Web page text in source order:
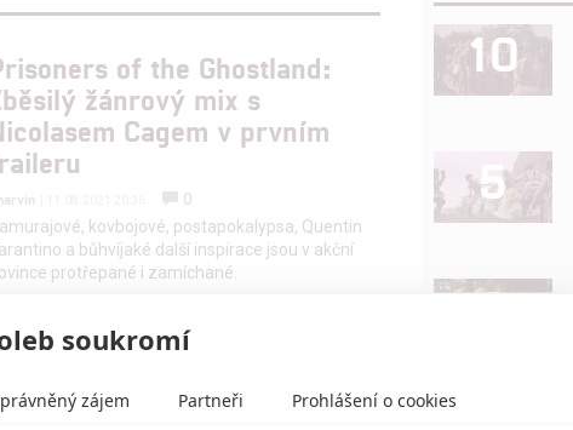
of the Ghostland:
žánrový mix s
Cagem v prvním
0
kovbojové, postapokalypsa, Quentin
a bůhvíjaké další inspirace jsou v akční
protřepané i zamíchané.
of the Ghostland:
dorazí ještě letos
10
5
8
soukromí
zájem Partneři Prohlášení o cookies